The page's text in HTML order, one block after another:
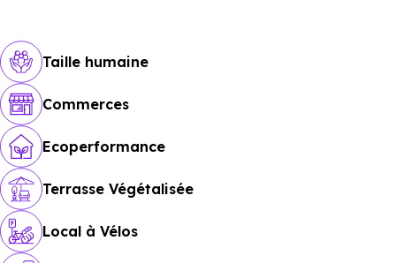
Taille humaine
Commerces
Ecoperformance
Terrasse Végétalisée
Local à Vélos